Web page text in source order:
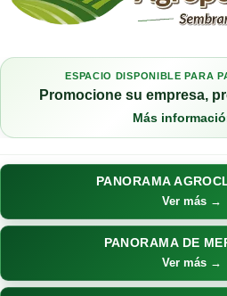
ESPACIO DISPONIBLE PARA
Promocione su empresa,
Más
PANORAMA
Ver más →
PANORAMA DE
Ver más →